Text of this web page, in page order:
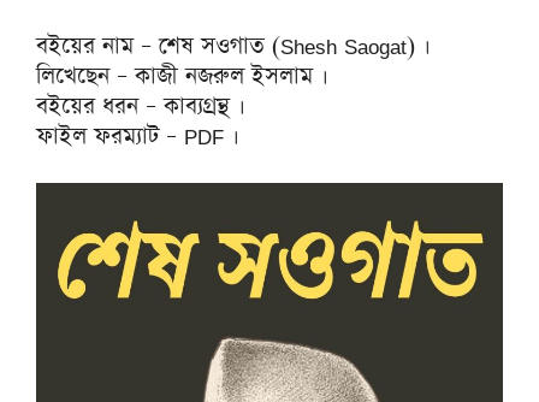
বইয়ের নাম – শেষ সওগাত (Shesh Saogat) ।
লিখেছেন – কাজী নজরুল ইসলাম ।
বইয়ের ধরন – কাব্যগ্রন্থ ।
ফাইল ফরম্যাট – PDF ।